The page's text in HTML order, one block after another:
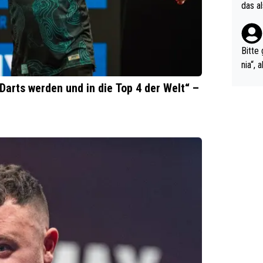
werden und in die Top 4 der Welt“ –
r
a.
das
Bitte
nia“,